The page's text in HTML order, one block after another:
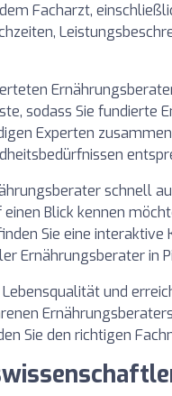
Facharzt,
sodass Sie fundierte
Experten
schnell
Blick kennen
Sie eine interaktive
Ernährungsberater in
und
Sie den richtigen